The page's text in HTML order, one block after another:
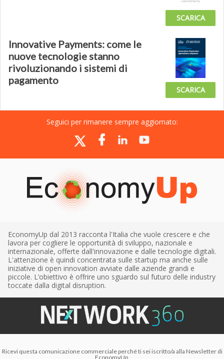
SCARICA
Innovative Payments: come le
nuove tecnologie stanno
rivoluzionando i sistemi di
pagamento
SCARICA
Seguici per rimanere sempre aggiornato:
EconomyUp dal 2013 racconta l'Italia che vuole crescere e che
lavora per cogliere le opportunità di sviluppo, nazionale e
internazionale, offerte dall'innovazione e dalle tecnologie digitali.
L'attenzione è quindi concentrata sulle startup ma anche sulle
iniziative di open innovation avviate dalle aziende grandi e
piccole. L’obiettivo è offrire uno sguardo sul futuro delle industry
toccate dalla digital disruption.
Ricevi questa comunicazione commerciale perché ti sei iscritto/a alla Newsletter di
EconomyUp,